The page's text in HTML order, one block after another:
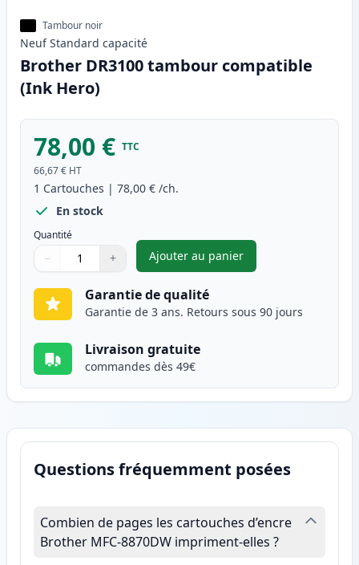
Tambour noir
Neuf Standard capacité
Brother DR3100 tambour compatible
(Ink Hero)
78,00 € TTC
66,67 € HT
1 Cartouches | 78,00 € /ch.
En stock
Quantité
Quantité
Utilisez les boutons pour ajuster
− +
Quantité
Ajouter au panier
,Brother DR3100 tambour
Garantie de qualité
Garantie de 3 ans. Retours sous 90 jours
Livraison gratuite
commandes dès 49€
Questions fréquemment posées
Combien de pages les cartouches d’encre
Brother MFC-8870DW impriment-elles ?